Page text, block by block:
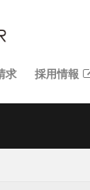
求 採用情報